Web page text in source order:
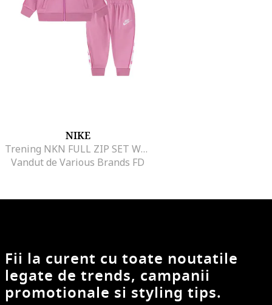
NIKE
Trening NKN FULL ZIP SET WITH LOGO TAP-66M452-ACG
Vandut de Various Brands FD
Fii la curent cu toate noutatile
legate de trends, campanii
promotionale si styling tips.